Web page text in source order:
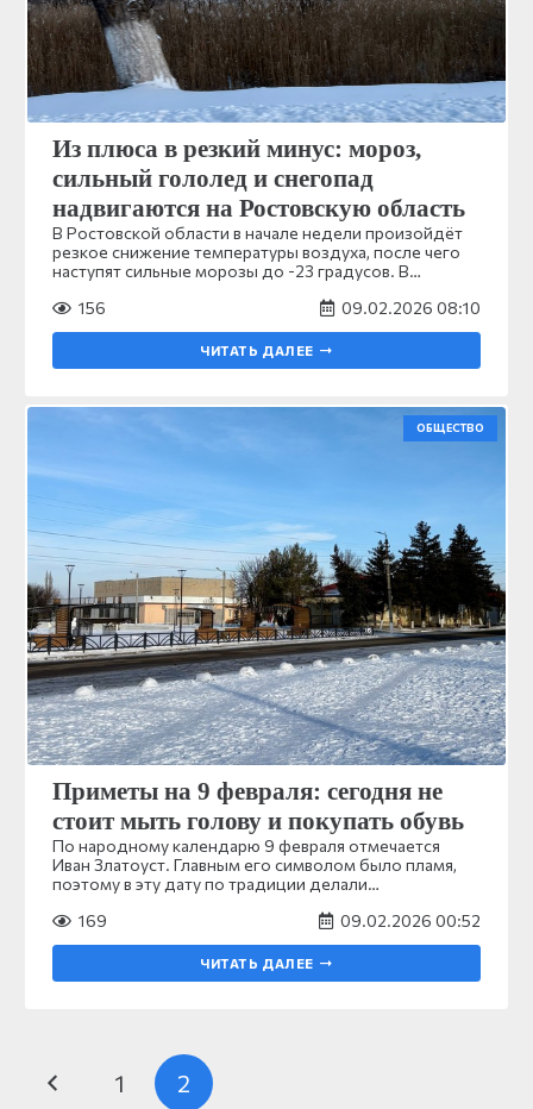
Из плюса в резкий минус: мороз,
сильный гололед и снегопад
надвигаются на Ростовскую область
В Ростовской области в начале недели произойдёт
резкое снижение температуры воздуха, после чего
наступят сильные морозы до -23 градусов. В…
156
09.02.2026 08:10
ЧИТАТЬ ДАЛЕЕ
ОБЩЕСТВО
Приметы на 9 февраля: сегодня не
стоит мыть голову и покупать обувь
По народному календарю 9 февраля отмечается
Иван Златоуст. Главным его символом было пламя,
поэтому в эту дату по традиции делали…
169
09.02.2026 00:52
ЧИТАТЬ ДАЛЕЕ
1 2